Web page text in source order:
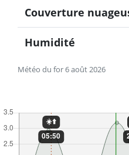
Météo du for 6 août 2026
Couverture
Humidité